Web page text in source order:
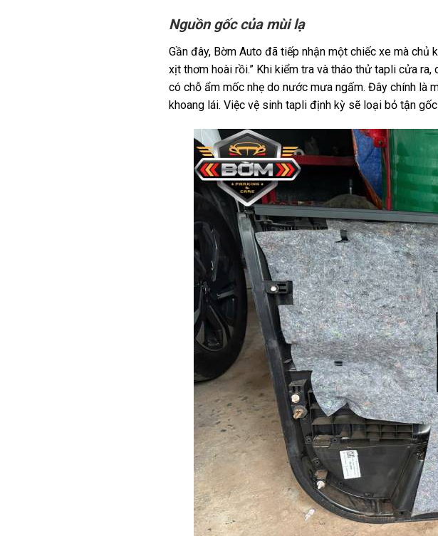
Nguồn gốc của mùi lạ
Gần đây, Bờm Auto đã tiếp nhận một chiếc xe mà chủ
xịt thơm hoài rồi.” Khi kiểm tra và tháo thử tapli cửa
có chỗ ẩm mốc nhẹ do nước mưa ngấm. Đây chính là
khoang lái. Việc vệ sinh tapli định kỳ sẽ loại bỏ tận